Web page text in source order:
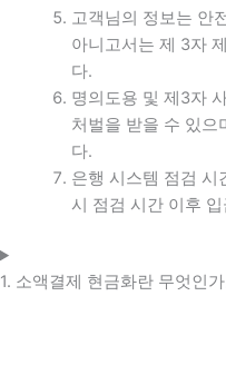
고객님의 정보는 안
아니고서는 제 3자
다.
명의도용 및 제3자
처벌을 받을 수 있으
다.
은행 시스템 점검
시 점검 시간 이후
1. 소액결제 현금화란 무엇인